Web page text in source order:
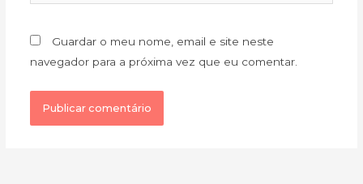
Guardar o meu nome, email e site neste
navegador para a próxima vez que eu comentar.